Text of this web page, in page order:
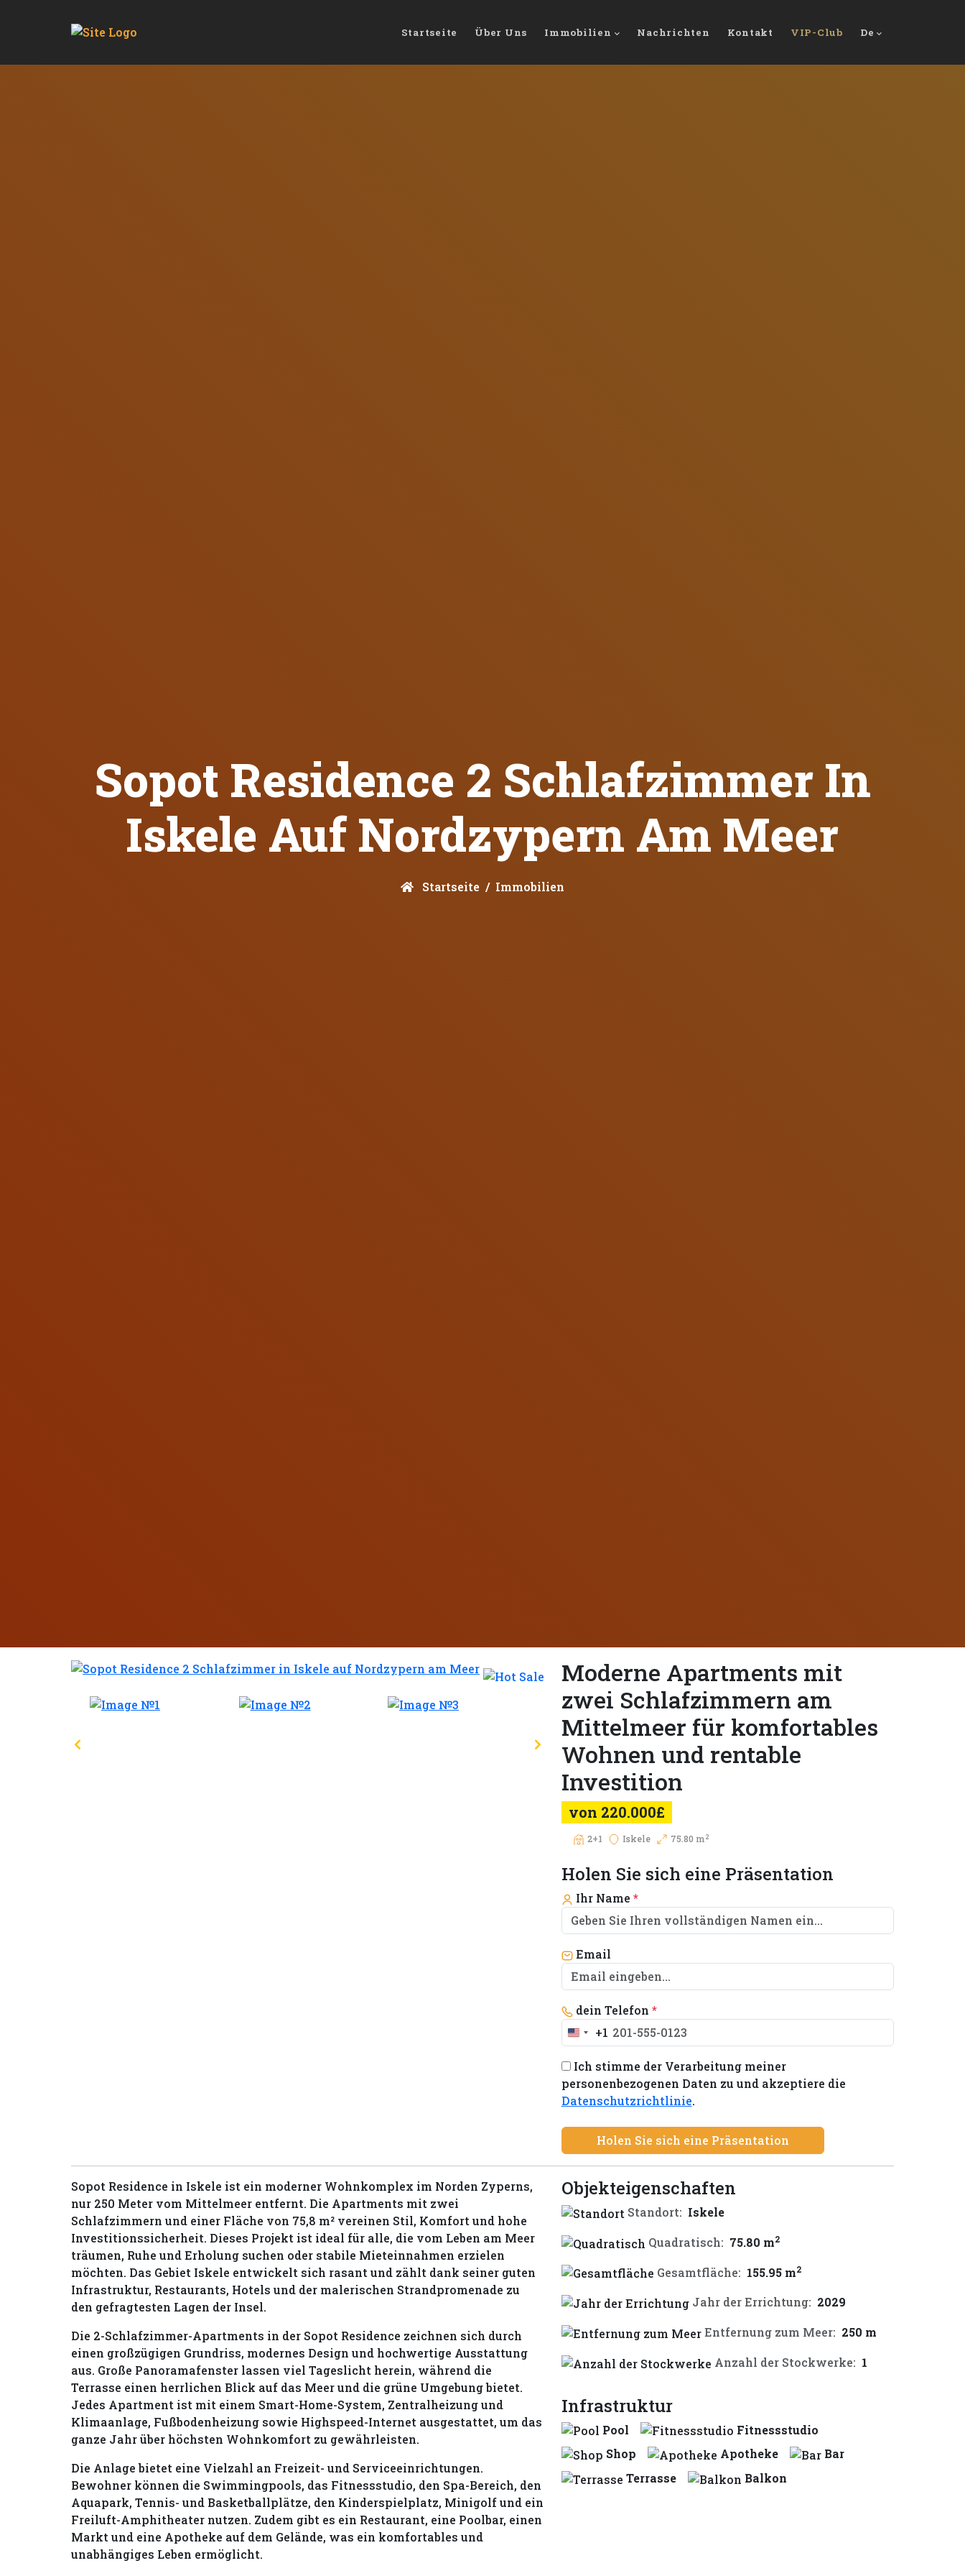
Startseite Über Uns Immobilien Nachrichten Kontakt VIP-Club De
Sopot Residence 2 Schlafzimmer In
Iskele Auf Nordzypern Am Meer
Startseite Immobilien
Moderne Apartments mit
zwei Schlafzimmern am
Mittelmeer für komfortables
Wohnen und rentable
Investition
von 220.000£
2+1 Iskele 75.80 m2
Holen Sie sich eine Präsentation
Ihr Name *
Email
dein Telefon *
United
+1
+1
Ich stimme der Verarbeitung meiner
personenbezogenen Daten zu und akzeptiere die
Datenschutzrichtlinie.
Holen Sie sich eine Präsentation
Sopot Residence in Iskele ist ein moderner Wohnkomplex im Norden Zyperns,
nur 250 Meter vom Mittelmeer entfernt. Die Apartments mit zwei
Schlafzimmern und einer Fläche von 75,8 m² vereinen Stil, Komfort und hohe
Investitionssicherheit. Dieses Projekt ist ideal für alle, die vom Leben am Meer
träumen, Ruhe und Erholung suchen oder stabile Mieteinnahmen erzielen
möchten. Das Gebiet Iskele entwickelt sich rasant und zählt dank seiner guten
Infrastruktur, Restaurants, Hotels und der malerischen Strandpromenade zu
den gefragtesten Lagen der Insel.
Die 2-Schlafzimmer-Apartments in der Sopot Residence zeichnen sich durch
einen großzügigen Grundriss, modernes Design und hochwertige Ausstattung
aus. Große Panoramafenster lassen viel Tageslicht herein, während die
Terrasse einen herrlichen Blick auf das Meer und die grüne Umgebung bietet.
Jedes Apartment ist mit einem Smart-Home-System, Zentralheizung und
Klimaanlage, Fußbodenheizung sowie Highspeed-Internet ausgestattet, um das
ganze Jahr über höchsten Wohnkomfort zu gewährleisten.
Die Anlage bietet eine Vielzahl an Freizeit- und Serviceeinrichtungen.
Bewohner können die Swimmingpools, das Fitnessstudio, den Spa-Bereich, den
Aquapark, Tennis- und Basketballplätze, den Kinderspielplatz, Minigolf und ein
Freiluft-Amphitheater nutzen. Zudem gibt es ein Restaurant, eine Poolbar, einen
Markt und eine Apotheke auf dem Gelände, was ein komfortables und
unabhängiges Leben ermöglicht.
Objekteigenschaften
Standort: Iskele
Quadratisch: 75.80 m2
Gesamtfläche: 155.95 m2
Jahr der Errichtung: 2029
Entfernung zum Meer: 250 m
Anzahl der Stockwerke: 1
Infrastruktur
Pool
Fitnessstudio
Shop
Apotheke
Bar
Terrasse
Balkon